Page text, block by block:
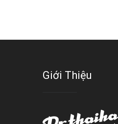
Giới Thiệu